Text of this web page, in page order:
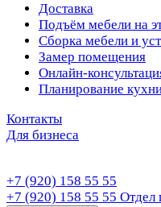
Доставка
Подъём мебели на
Сборка мебели и
Замер помещения
Онлайн-
Планирование
Контакты
Для бизнеса
+7 (920) 158 55 55
+7 (920) 158 55 55 Отдел